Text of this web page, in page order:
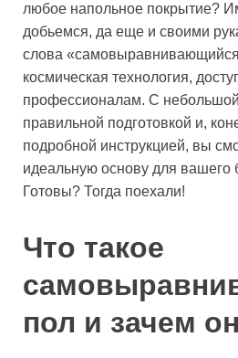
любое напольное покрытие?
добьемся, да еще и своими
слова
космическая технология,
профессионалам. С
правильной подготовкой и,
подробной инструкцией, вы
идеальную основу для вашего
Готовы? Тогда поехали!
Что такое
пол и зачем